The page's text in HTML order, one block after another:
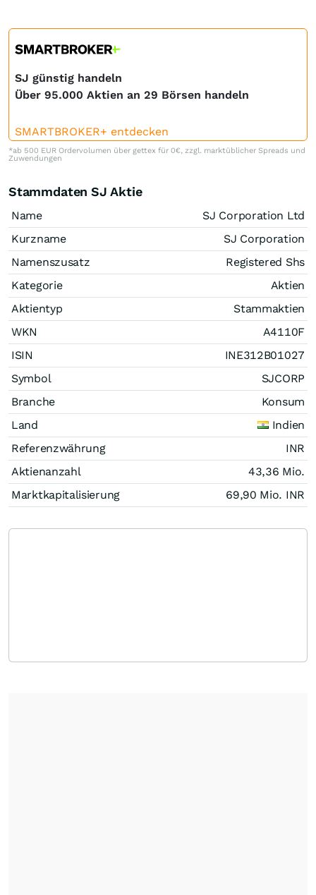
SJ günstig handeln
Über 95.000 Aktien an 29 Börsen handeln
SMARTBROKER+ entdecken
*ab 500 EUR Ordervolumen über gettex für 0€, zzgl. marktüblicher Spreads und
Zuwendungen
Stammdaten SJ Aktie
Name
SJ Corporation Ltd
Kurzname
SJ Corporation
Namenszusatz
Registered Shs
Kategorie
Aktien
Aktientyp
Stammaktien
WKN
A4110F
ISIN
INE312B01027
Symbol
SJCORP
Branche
Konsum
Land
Indien
Referenzwährung
INR
Aktienanzahl
43,36 Mio.
Marktkapitalisierung
69,90 Mio. INR